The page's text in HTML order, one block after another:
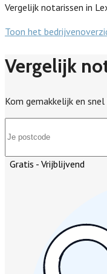
Vergelijk notarissen in
Toon het
Vergelijk
Kom gemakkelijk en
Gratis - Vrijblijvend